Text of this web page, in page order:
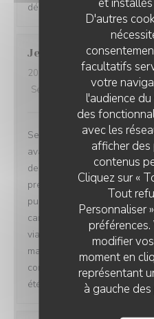
D'autres
facultatifs
votre
l'audience
des
avec les
afficher
contenus
Cliquez sur «
Tout
Personnaliser
modifier
moment en
représentant
à gauche
déçu aussi une fois.
Jean-Charles D
2026-08-04
- 12:00 -
Service
Ambiance :4/5
Service trop lent et
avant de recevoir les
dernières personnes ont
premières avaient fini leur
pu manger tellement le
car les plats étaient bons (
viande, tartare et plat du
manquait un peu de
commercial pour l’attente
été bien perçu.